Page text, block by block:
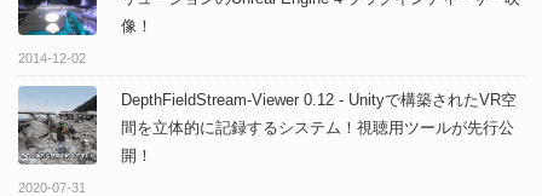
像！
2014-12-02
DepthFieldStream-Viewer 0.12 - Unityで構築されたVR空
間を立体的に記録するシステム！視聴用ツールが先行公
開！
2020-07-31